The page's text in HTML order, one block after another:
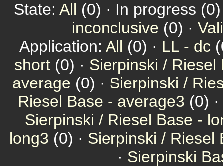
State: All (0) · In progress
inconclusive (0) ·
Application: All (0) · LL - dc
short (0) · Sierpinski / Riesel
average (0) · Sierpinski /
Riesel Base - average3 (0) ·
Sierpinski / Riesel Base -
long3 (0) · Sierpinski / Riesel
· Sierpinski